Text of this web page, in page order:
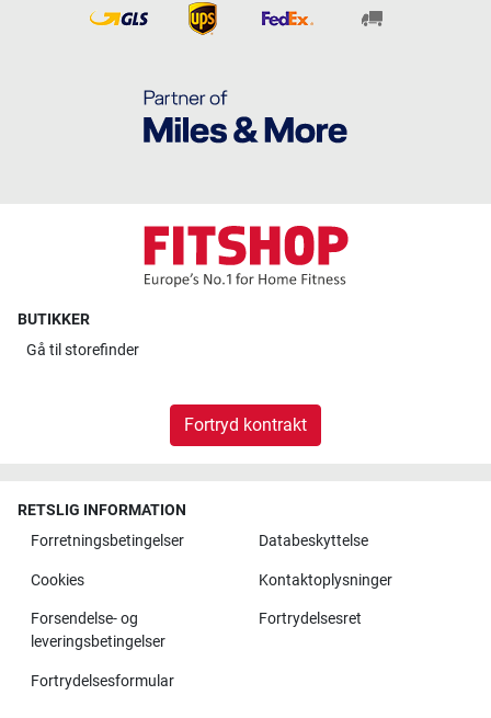
BUTIKKER
Gå til storefinder
Fortryd kontrakt
RETSLIG INFORMATION
Forretningsbetingelser
Databeskyttelse
Cookies Kontaktoplysninger
Forsendelse- og
leveringsbetingelser
Fortrydelsesret
Fortrydelsesformular